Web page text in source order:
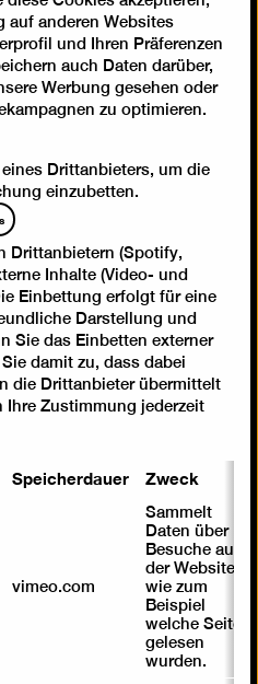
auf anderen Websites
und Ihren Präferenzen
auch Daten darüber,
Werbung gesehen oder
zu optimieren.
Drittanbieters, um die
einzubetten.
Drittanbietern (Spotify,
Inhalte (Video- und
Einbettung erfolgt für eine
Darstellung und
Sie das Einbetten externer
damit zu, dass dabei
die Drittanbieter übermittelt
Ihre Zustimmung jederzeit
Speicherdauer Zweck
vimeo.com
Sammelt
Daten über
Besuche auf
der Website,
wie zum
Beispiel
welche Seiten
gelesen
wurden.